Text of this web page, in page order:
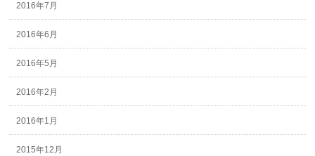
2016年7月
2016年6月
2016年5月
2016年2月
2016年1月
2015年12月